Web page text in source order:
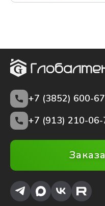
+7 (3852) 600-
+7 (913) 210-06-